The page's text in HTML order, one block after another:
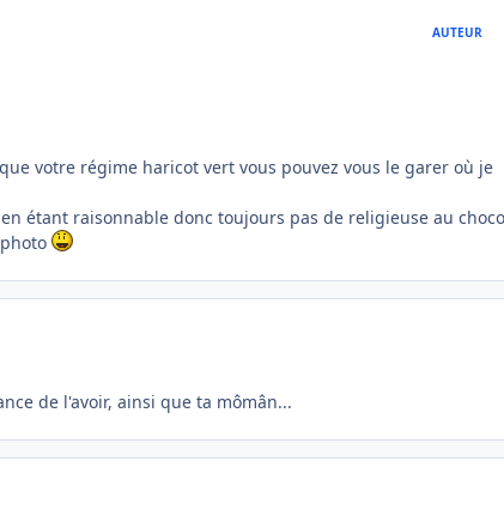
AUTEUR
votre régime haricot vert vous pouvez vous le garer où je
étant raisonnable donc toujours pas de religieuse au
de l'avoir, ainsi que ta mômân...